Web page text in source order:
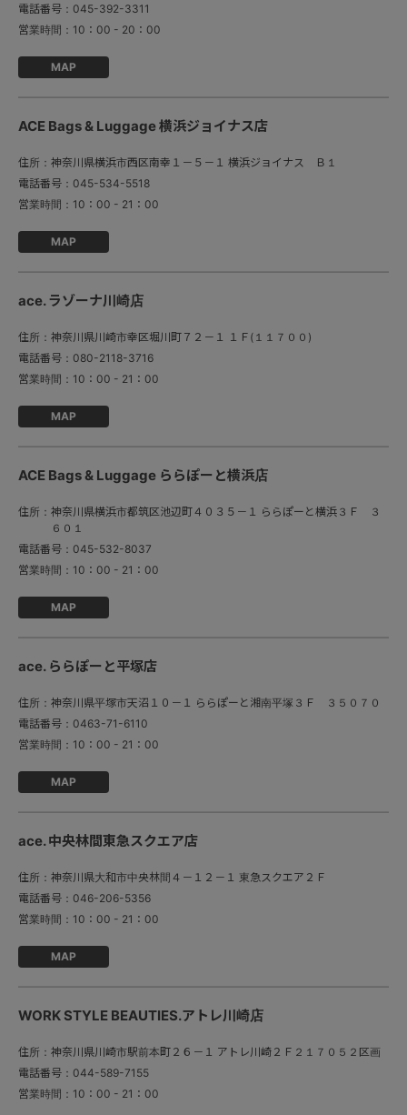
電話番号： 045-392-3311
営業時間： 10：00 - 20：00
MAP
ACE Bags & Luggage 横浜ジョイナス店
住所： 神奈川県横浜市西区南幸１－５－１ 横浜ジョイナス Ｂ１
電話番号： 045-534-5518
営業時間： 10：00 - 21：00
MAP
ace. ラゾーナ川崎店
住所： 神奈川県川崎市幸区堀川町７２－１ １Ｆ(１１７００)
電話番号： 080-2118-3716
営業時間： 10：00 - 21：00
MAP
ACE Bags & Luggage ららぽーと横浜店
住所： 神奈川県横浜市都筑区池辺町４０３５－１ ららぽーと横浜３Ｆ ３
６０１
電話番号： 045-532-8037
営業時間： 10：00 - 21：00
MAP
ace. ららぽーと平塚店
住所： 神奈川県平塚市天沼１０－１ ららぽーと湘南平塚３Ｆ ３５０７０
電話番号： 0463-71-6110
営業時間： 10：00 - 21：00
MAP
ace. 中央林間東急スクエア店
住所： 神奈川県大和市中央林間４－１２－１ 東急スクエア２Ｆ
電話番号： 046-206-5356
営業時間： 10：00 - 21：00
MAP
WORK STYLE BEAUTIES.アトレ川崎店
住所： 神奈川県川崎市駅前本町２６－１ アトレ川崎２Ｆ２１７０５２区画
電話番号： 044-589-7155
営業時間：